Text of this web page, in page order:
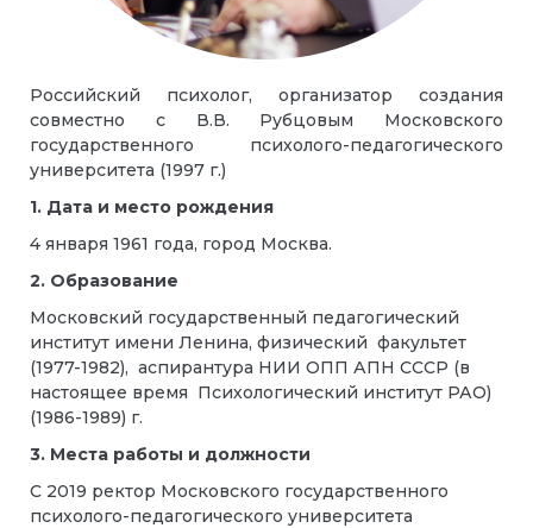
Российский психолог, организатор создания
совместно с В.В. Рубцовым Московского
государственного психолого-педагогического
университета (1997 г.)
1. Дата и место рождения
4 января 1961 года, город Москва.
2. Образование
Московский государственный педагогический
институт имени Ленина, физический факультет
(1977-1982), аспирантура НИИ ОПП АПН СССР (в
настоящее время Психологический институт РАО)
(1986-1989) г.
3. Места работы и должности
С 2019 ректор Московского государственного
психолого-педагогического университета